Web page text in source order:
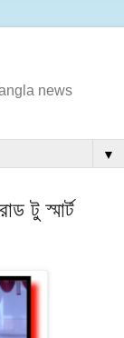
news
▼
টু স্মার্ট